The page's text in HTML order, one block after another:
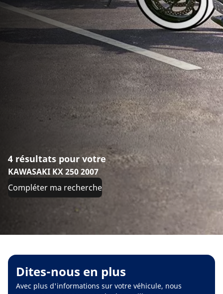
4 résultats pour votre
KAWASAKI KX 250 2007
Compléter ma recherche
Dites-nous en plus
Avec plus d'informations sur votre véhicule, nous